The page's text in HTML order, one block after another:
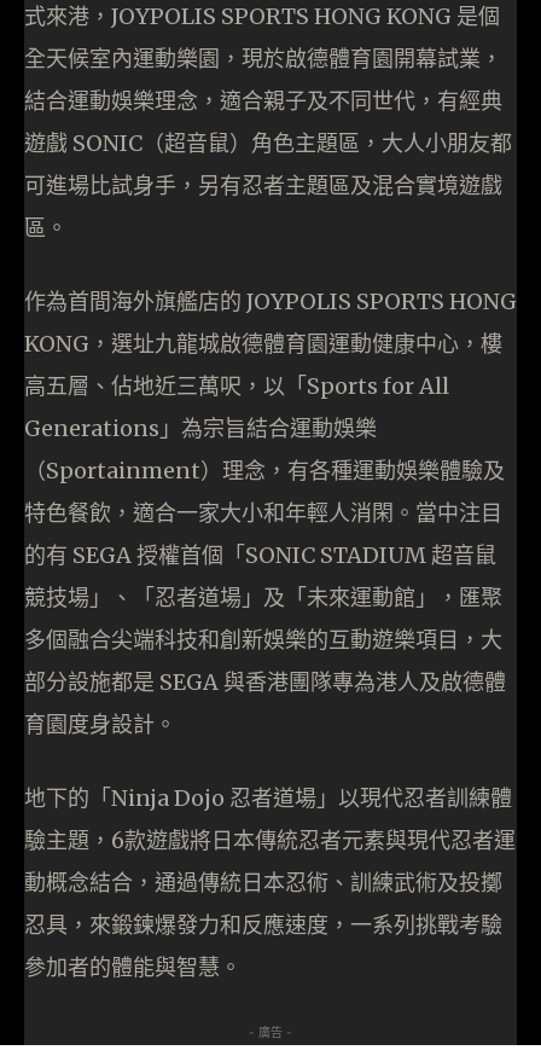
式來港，JOYPOLIS SPORTS HONG KONG 是個
全天候室內運動樂園，現於啟德體育園開幕試業，
結合運動娛樂理念，適合親子及不同世代，有經典
遊戲 SONIC（超音鼠）角色主題區，大人小朋友都
可進場比試身手，另有忍者主題區及混合實境遊戲
區。
作為首間海外旗艦店的 JOYPOLIS SPORTS HONG
KONG，選址九龍城啟德體育園運動健康中心，樓
高五層、佔地近三萬呎，以「Sports for All
Generations」為宗旨結合運動娛樂
（Sportainment）理念，有各種運動娛樂體驗及
特色餐飲，適合一家大小和年輕人消閑。當中注目
的有 SEGA 授權首個「SONIC STADIUM 超音鼠
競技場」、「忍者道場」及「未來運動館」，匯聚
多個融合尖端科技和創新娛樂的互動遊樂項目，大
部分設施都是 SEGA 與香港團隊專為港人及啟德體
育園度身設計。
地下的「Ninja Dojo 忍者道場」以現代忍者訓練體
驗主題，6款遊戲將日本傳統忍者元素與現代忍者運
動概念結合，通過傳統日本忍術、訓練武術及投擲
忍具，來鍛鍊爆發力和反應速度，一系列挑戰考驗
參加者的體能與智慧。
- 廣告 -